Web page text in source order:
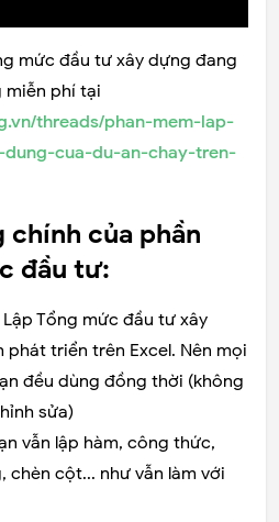
mức đầu tư xây dựng đang
phí tại
threads/phan-mem-lap-
cua-du-an-chay-tren-
chính của phần
đầu tư:
Tổng mức đầu tư xây
triển trên Excel. Nên mọi
đều dùng đồng thời (không
sửa)
vẫn lập hàm, công thức,
chèn cột... như vẫn làm với